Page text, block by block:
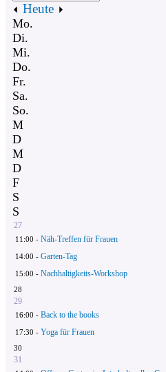
Heute
Mo.
Di.
Mi.
Do.
Fr.
Sa.
So.
M
D
M
D
F
S
S
27
11:00 - Näh-Treffen für Frauen
14:00 - Garten-Tag
15:00 - Nachhaltigkeits-Workshop
28
29
16:00 - Back to the books
17:30 - Yoga für Frauen
30
31